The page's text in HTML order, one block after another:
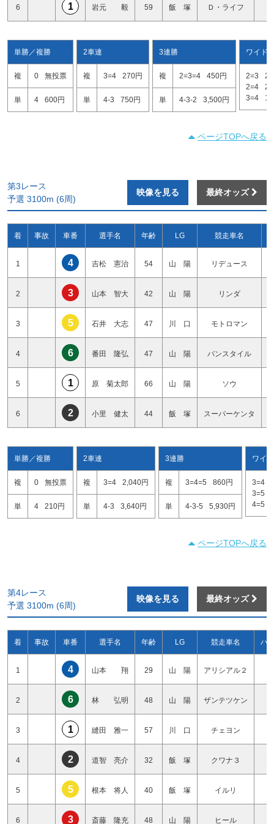
6 1 岩元 毅 59 飯 塚 Ｄ・ライフ
単勝／複勝
複 0 無投票
単 4 600円
2車連
複 3=4 270円
単 4-3 750円
3連勝
複 2=3=4 450円
単 4-3-2 3,500円
ワイド
2=3
2=4
3=4
ページTOPへ戻る
第3レース
予選 3100m (6周)
映像を見る 最終オッズ
着 事故 車番 選手名 年齢 LG 競走車名
1 4 吉松 憲治 54 山 陽 リデュース
2 3 山本 智大 42 山 陽 リンダ
3 5 石井 大志 47 川 口 モトロマン
4 6 番田 隆弘 47 山 陽 バンスタイル
5 1 原 菊太郎 66 山 陽 ソウ
6 2 小里 健太 44 飯 塚 スーパーケンタ
単勝／複勝
複 0 無投票
単 4 210円
2車連
複 3=4 2,040円
単 4-3 3,640円
3連勝
複 3=4=5 860円
単 4-3-5 5,930円
ワイド
3=4
3=5
4=5
ページTOPへ戻る
第4レース
予選 3100m (6周)
映像を見る 最終オッズ
着 事故 車番 選手名 年齢 LG 競走車名 ハ
1 4 山本 翔 29 山 陽 アリシアル２
2 6 林 弘明 48 山 陽 ザンテツケン
3 1 縫田 雅一 57 川 口 チェヨン
4 2 道智 亮介 32 飯 塚 クワナ３
5 5 根本 将人 40 飯 塚 イルリ
6 3 斎藤 隆充 48 山 陽 ヒール